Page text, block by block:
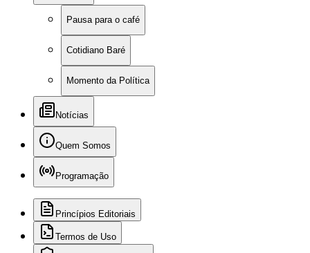
Pausa para o café
Cotidiano Baré
Momento da Política
Notícias
Quem Somos
Programação
Princípios Editoriais
Termos de Uso